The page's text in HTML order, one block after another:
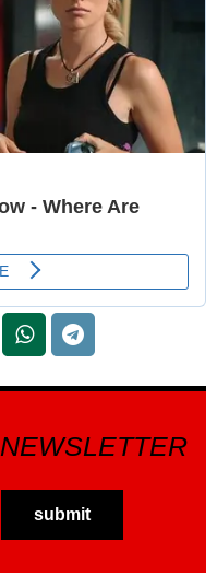
NEWSLETTER